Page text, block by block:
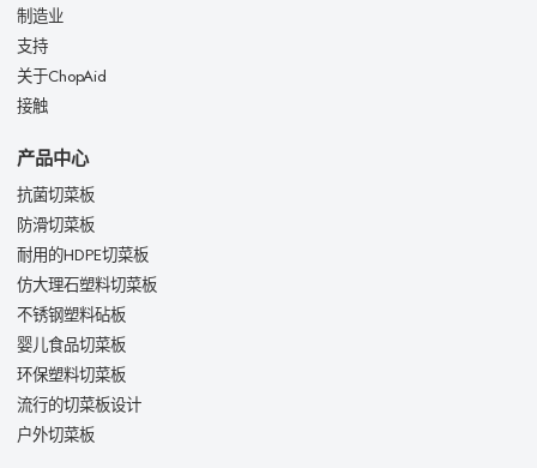
制造业
支持
关于ChopAid
接触
产品中心
抗菌切菜板
防滑切菜板
耐用的HDPE切菜板
仿大理石塑料切菜板
不锈钢塑料砧板
婴儿食品切菜板
环保塑料切菜板
流行的切菜板设计
户外切菜板